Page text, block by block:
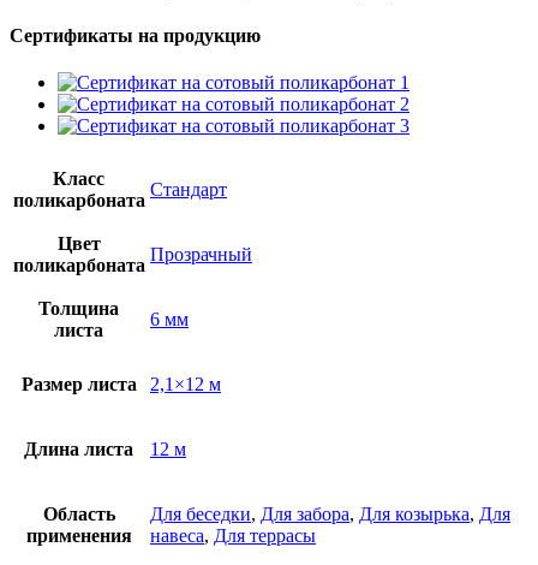
Сертификаты на продукцию
Класс
поликарбоната
Стандарт
Цвет
поликарбоната
Прозрачный
Толщина
листа
6 мм
Размер листа 2,1×12 м
Длина листа 12 м
Область
применения
Для беседки, Для забора, Для козырька, Для
навеса, Для террасы